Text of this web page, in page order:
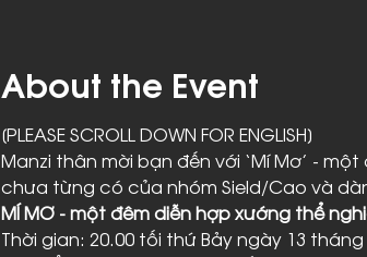
About the Event
[PLEASE SCROLL DOWN FOR ENGLISH]
Manzi thân mời bạn đến với ‘Mí Mơ’ -
chưa từng có của nhóm Sield/Cao và
MÍ MƠ - một đêm diễn hợp xướng thể
Thời gian: 20.00 tối thứ Bảy ngày 13 tháng